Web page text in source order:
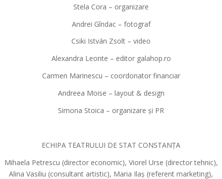
Stela Cora – organizare
Andrei Gîndac – fotograf
Csiki István Zsolt – video
Alexandra Leonte – editor galahop.ro
Carmen Marinescu – coordonator financiar
Andreea Moise – layout & design
Simona Stoica – organizare și PR
ECHIPA TEATRULUI DE STAT CONSTANȚA
Mihaela Petrescu (director economic), Viorel Urse (director tehnic),
Alina Vasiliu (consultant artistic), Maria Ilaș (referent marketing),